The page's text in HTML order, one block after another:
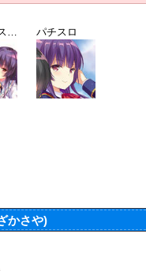
パチスロ
かさや)